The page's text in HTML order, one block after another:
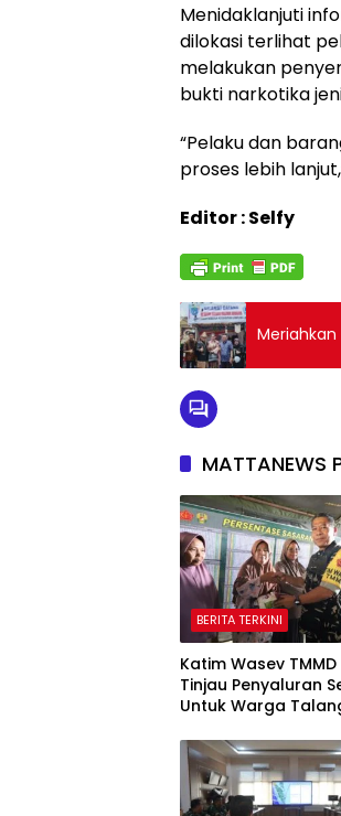
Menidaklanjuti
dilokasi terlihat
melakukan
bukti narkotika
“Pelaku dan
proses lebih
Editor : Selfy
Meriahkan
MATTANEWS
BERITA TERKINI
Katim Wasev TMMD
Tinjau Penyaluran
Untuk Warga